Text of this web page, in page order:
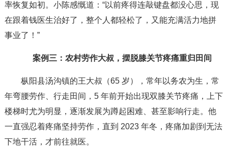
率恢复如初。小陈感慨道：“以前疼得连敲键盘都没心思，现
在跟着钱医生治好了，整个人都轻松了，又能充满活力地拼
事业了！”
案例三：农村劳作大叔，摆脱膝关节疼痛重归田间
枞阳县汤沟镇的王大叔（65 岁），常年以务农为生，常
年弯腰劳作、行走田间，5 年前开始出现双膝关节疼痛，上下
楼梯时尤为明显，逐渐发展为蹲起困难、甚至影响行走。他
一直强忍着疼痛坚持劳作，直到 2023 年冬，疼痛加剧到无法
下地干活，才前往就医。